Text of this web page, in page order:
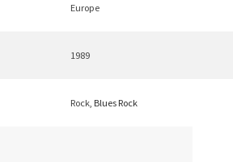
Europe
1989
Rock , Blues Rock